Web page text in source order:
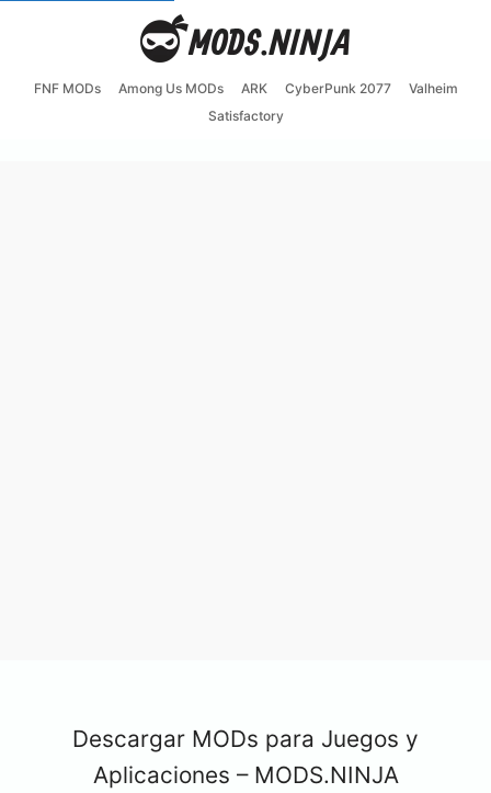
FNF MODs Among Us MODs ARK CyberPunk 2077
Valheim
Satisfactory
Descargar MODs para Juegos y
Aplicaciones – MODS.NINJA